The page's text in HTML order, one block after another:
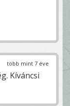
több mint 7 éve
Kíváncsi